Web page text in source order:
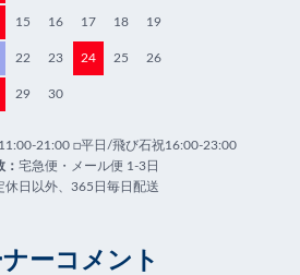
15 16 17 18 19
22 23 24 25 26
29 30
21:00 □平日/飛び石祝16:00-23:00
： 宅急便・メール便 1-3日
日以外、365日毎日配送
ーコメント